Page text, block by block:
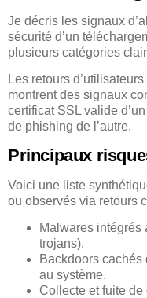
Je décris les signaux
sécurité d’un
plusieurs catégories
Les retours
montrent des signaux
certificat SSL valide
de phishing de l’autre.
Principaux
Voici une liste
ou observés via retours
Malwares intégrés
trojans).
Backdoors cachés
au système.
Collecte et fuite